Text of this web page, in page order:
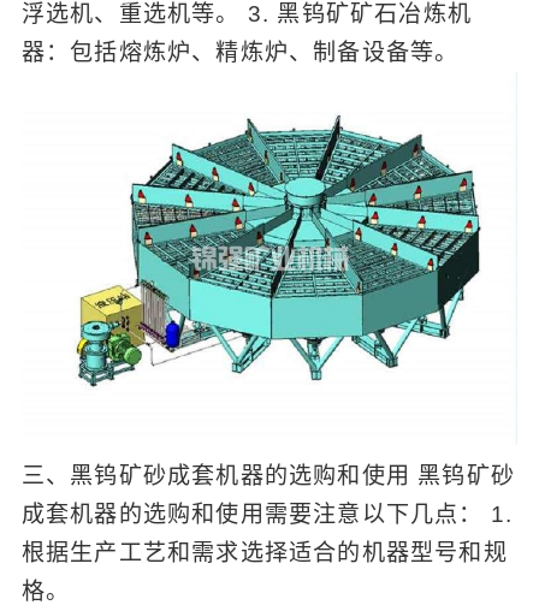
浮选机、重选机等。 3. 黑钨矿矿石冶炼机
器：包括熔炼炉、精炼炉、制备设备等。
三、黑钨矿砂成套机器的选购和使用 黑钨矿砂
成套机器的选购和使用需要注意以下几点： 1.
根据生产工艺和需求选择适合的机器型号和规
格。